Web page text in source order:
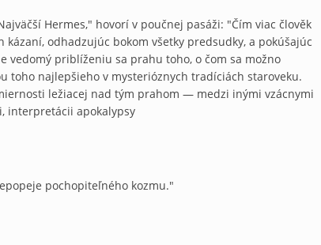
Hermes," hovorí v poučnej pasáži: "Čím viac člověk
odhadzujúc bokom všetky predsudky, a pokúšajúc
vedomý priblíženiu sa prahu toho, o čom sa možno
toho najlepšieho v mysterióznych tradíciách staroveku.
ležiacej nad tým prahom — medzi inými vzácnymi
interpretácii apokalypsy
pochopiteľného kozmu."